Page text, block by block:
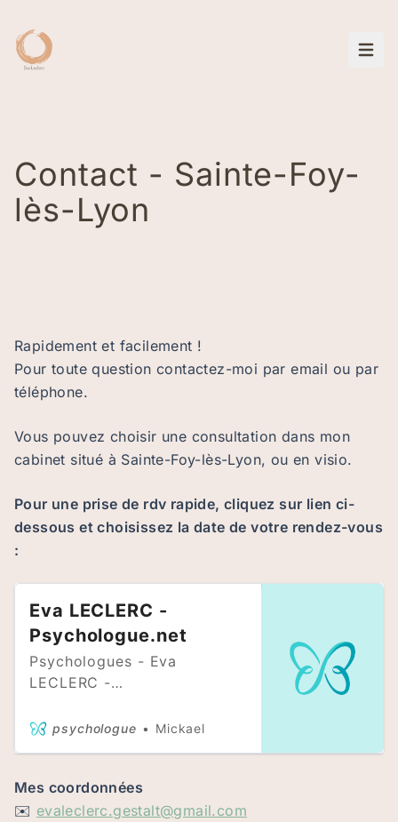
Contact - Sainte-Foy-
lès-Lyon
Rapidement et facilement !
Pour toute question contactez-moi par email ou par
téléphone.
Vous pouvez choisir une consultation dans mon
cabinet situé à Sainte-Foy-lès-Lyon, ou en visio.
Pour une prise de rdv rapide, cliquez sur lien ci-
dessous et choisissez la date de votre rendez-vous
:
Eva LECLERC -
Psychologue.net
Psychologues - Eva
LECLERC -
Gestalt thérapie, je vous
à…
psychologue Mickael
Mes coordonnées
✉️ evaleclerc.gestalt@gmail.com